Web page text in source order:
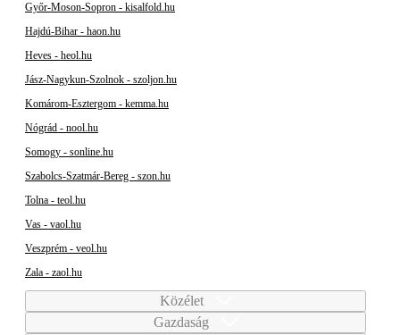
Győr-Moson-Sopron - kisalfold.hu
Hajdú-Bihar - haon.hu
Heves - heol.hu
Jász-Nagykun-Szolnok - szoljon.hu
Komárom-Esztergom - kemma.hu
Nógrád - nool.hu
Somogy - sonline.hu
Szabolcs-Szatmár-Bereg - szon.hu
Tolna - teol.hu
Vas - vaol.hu
Veszprém - veol.hu
Zala - zaol.hu
Közélet
Gazdaság